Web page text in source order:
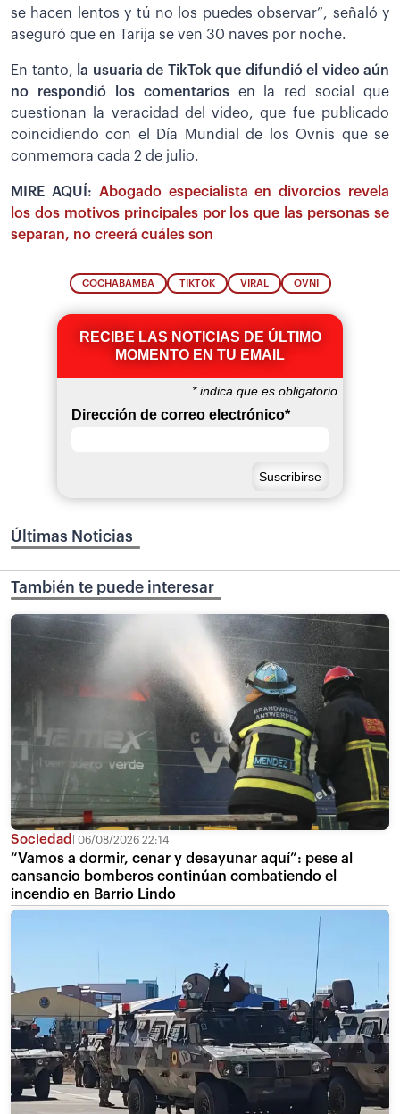
se hacen lentos y tú no los puedes observar”, señaló y
aseguró que en Tarija se ven 30 naves por noche.
En tanto, la usuaria de TikTok que difundió el video aún
no respondió los comentarios en la red social que
cuestionan la veracidad del video, que fue publicado
coincidiendo con el Día Mundial de los Ovnis que se
conmemora cada 2 de julio.
MIRE AQUÍ: Abogado especialista en divorcios revela
los dos motivos principales por los que las personas se
separan, no creerá cuáles son
COCHABAMBA TIKTOK VIRAL OVNI
RECIBE LAS NOTICIAS DE ÚLTIMO
MOMENTO EN TU EMAIL
*indica que es obligatorio
Dirección de correo electrónico*
Últimas Noticias
También te puede interesar
Sociedad 06/08/2026 22:14
“Vamos a dormir, cenar y desayunar aquí”: pese al
cansancio bomberos continúan combatiendo el
incendio en Barrio Lindo